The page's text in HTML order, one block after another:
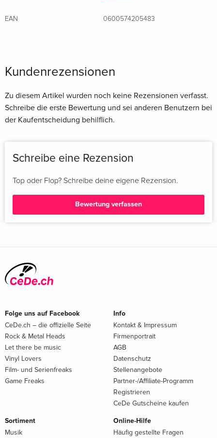
Jacket sowie als Jewel Case CD mit 16-seitigem Booklet.
EAN 0600574205483
Kundenrezensionen
Zu diesem Artikel wurden noch keine Rezensionen verfasst.
Schreibe die erste Bewertung und sei anderen Benutzern bei
der Kaufentscheidung behilflich.
Schreibe eine Rezension
Top oder Flop? Schreibe deine eigene Rezension.
Bewertung verfassen
Folge uns auf Facebook
CeDe.ch – die offizielle Seite
Rock & Metal Heads
Let there be music
Vinyl Lovers
Film- und Serienfreaks
Game Freaks
Info
Kontakt & Impressum
Firmenportrait
AGB
Datenschutz
Stellenangebote
Partner-/Affiliate-Programm
Registrieren
CeDe Gutscheine kaufen
Sortiment
Musik
Online-Hilfe
Häufig gestellte Fragen